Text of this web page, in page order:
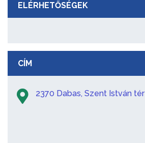
ELÉRHETŐSÉGEK
CÍM
2370 Dabas, Szent István tér